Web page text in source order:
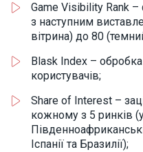
Game Visibility Rank
з наступним
вітрина) до 80
Blask Index –
користувачів;
Share of Interest –
кожному з 5 ринків
Іспанії та Бразилії);